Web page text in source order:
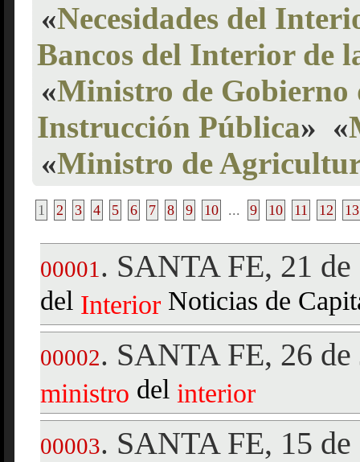
«Necesidades del
Bancos del Interior de
«Ministro de Gobierno
Instrucción Pública» «
«Ministro de
1 2 3 4 5 6 7 8 9 10 ... 9 10 11 12 13
00001 . SANTA FE, 21
del Interior Noticias de
00002. SANTA FE, 26
ministro del interior
00003. SANTA FE, 15